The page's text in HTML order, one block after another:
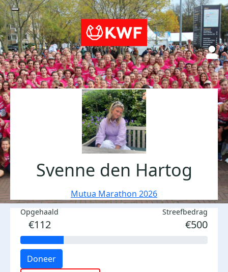
Svenne den Hartog
Mutua Marathon 2026
Opgehaald
€112
Streefbedrag
€500
Doneer